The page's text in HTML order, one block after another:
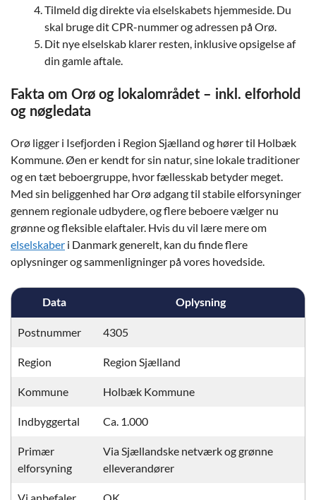
Tilmeld dig direkte via elselskabets hjemmeside. Du
skal bruge dit CPR-nummer og adressen på Orø.
Dit nye elselskab klarer resten, inklusive opsigelse af
din gamle aftale.
Fakta om Orø og lokalområdet – inkl. elforhold
og nøgledata
Orø ligger i Isefjorden i Region Sjælland og hører til Holbæk
Kommune. Øen er kendt for sin natur, sine lokale traditioner
og en tæt beboergruppe, hvor fællesskab betyder meget.
Med sin beliggenhed har Orø adgang til stabile elforsyninger
gennem regionale udbydere, og flere beboere vælger nu
grønne og fleksible elaftaler. Hvis du vil lære mere om
elselskaber i Danmark generelt, kan du finde flere
oplysninger og sammenligninger på vores hovedside.
Data Oplysning
Postnummer 4305
Region Region Sjælland
Kommune Holbæk Kommune
Indbyggertal Ca. 1.000
Primær
elforsyning
Via Sjællandske netværk og grønne
elleverandører